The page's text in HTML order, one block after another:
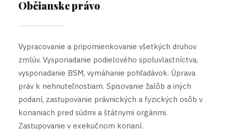
Občianske právo
Vypracovanie a pripomienkovanie všetkých druhov
zmlúv. Vysporiadanie podielového spoluvlastníctva,
vysporiadanie BSM, vymáhanie pohľadávok. Úprava
práv k nehnuteľnostiam. Spisovanie žalôb a iných
podaní, zastupovanie právnických a fyzických osôb v
konaniach pred súdmi a štátnymi orgánmi.
Zastupovanie v exekučnom konaní.